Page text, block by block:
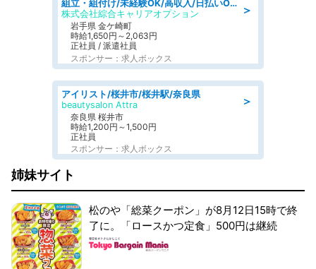
＞
組立・組付け/未経験OK/高収入/日払いOK/交替制/20・30・40代活躍中
株式会社綜合キャリアオプション
岩手県 金ケ崎町
時給1,650円～2,063円
正社員 / 派遣社員
スポンサー：求人ボックス
＞
アイリスト/桜井市/桜井駅/奈良県
beautysalon Attra
奈良県 桜井市
時給1,200円～1,500円
正社員
スポンサー：求人ボックス
姉妹サイト
松のや「総菜クーポン」が8月12日15時で終
了に。「ロースかつ定食」500円は継続